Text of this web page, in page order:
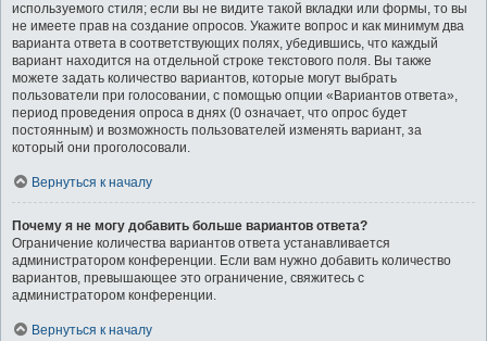
используемого стиля; если вы не видите такой вкладки или формы, то вы
не имеете прав на создание опросов. Укажите вопрос и как минимум два
варианта ответа в соответствующих полях, убедившись, что каждый
вариант находится на отдельной строке текстового поля. Вы также
можете задать количество вариантов, которые могут выбрать
пользователи при голосовании, с помощью опции «Вариантов ответа»,
период проведения опроса в днях (0 означает, что опрос будет
постоянным) и возможность пользователей изменять вариант, за
который они проголосовали.
Вернуться к началу
Почему я не могу добавить больше вариантов ответа?
Ограничение количества вариантов ответа устанавливается
администратором конференции. Если вам нужно добавить количество
вариантов, превышающее это ограничение, свяжитесь с
администратором конференции.
Вернуться к началу